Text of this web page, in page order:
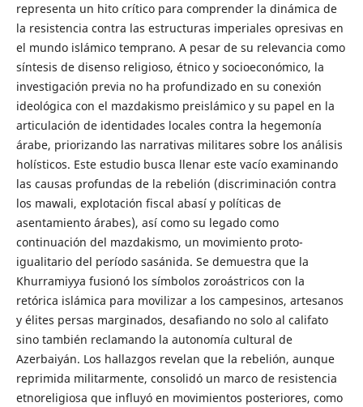
representa un hito crítico para comprender la dinámica de
la resistencia contra las estructuras imperiales opresivas en
el mundo islámico temprano. A pesar de su relevancia como
síntesis de disenso religioso, étnico y socioeconómico, la
investigación previa no ha profundizado en su conexión
ideológica con el mazdakismo preislámico y su papel en la
articulación de identidades locales contra la hegemonía
árabe, priorizando las narrativas militares sobre los análisis
holísticos. Este estudio busca llenar este vacío examinando
las causas profundas de la rebelión (discriminación contra
los mawali, explotación fiscal abasí y políticas de
asentamiento árabes), así como su legado como
continuación del mazdakismo, un movimiento proto-
igualitario del período sasánida. Se demuestra que la
Khurramiyya fusionó los símbolos zoroástricos con la
retórica islámica para movilizar a los campesinos, artesanos
y élites persas marginados, desafiando no solo al califato
sino también reclamando la autonomía cultural de
Azerbaiyán. Los hallazgos revelan que la rebelión, aunque
reprimida militarmente, consolidó un marco de resistencia
etnoreligiosa que influyó en movimientos posteriores, como